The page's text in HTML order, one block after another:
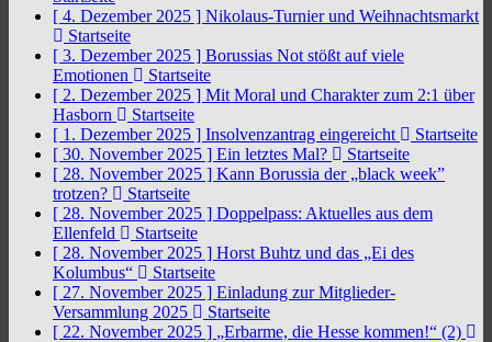
[ 4. Dezember 2025 ] Nikolaus-Turnier und Weihnachtsmarkt
Startseite
[ 3. Dezember 2025 ] Borussias Not stößt auf viele
Emotionen
Startseite
[ 2. Dezember 2025 ] Mit Moral und Charakter zum 2:1 über
Hasborn
Startseite
[ 1. Dezember 2025 ] Insolvenzantrag eingereicht
Startseite
[ 30. November 2025 ] Ein letztes Mal?
Startseite
[ 28. November 2025 ] Kann Borussia der „black week”
trotzen?
Startseite
[ 28. November 2025 ] Doppelpass: Aktuelles aus dem
Ellenfeld
Startseite
[ 28. November 2025 ] Horst Buhtz und das „Ei des
Kolumbus“
Startseite
[ 27. November 2025 ] Einladung zur Mitglieder-
Versammlung 2025
Startseite
[ 22. November 2025 ] „Erbarme, die Hesse kommen!“ (2)